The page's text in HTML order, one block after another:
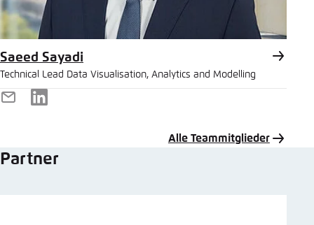
Saeed Sayadi
Technical Lead Data Visualisation, Analytics and Modelling
E-
LinkedIn
Alle Teammitglieder
Partner